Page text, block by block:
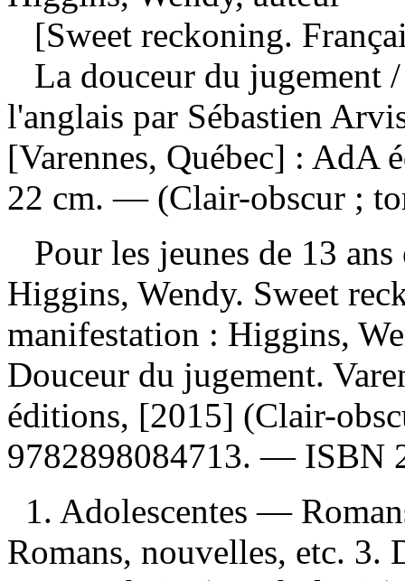
[Sweet reckoning.
La douceur du jugement
l'anglais par Sébastien
[Varennes, Québec] :
22 cm. — (Clair-obscur ;
Pour les jeunes de 13
Higgins, Wendy. Sweet
manifestation : Higgins,
Douceur du jugement.
éditions, [2015] (Clair-
9782898084713. — ISBN
1. Adolescentes —
Romans, nouvelles, etc.